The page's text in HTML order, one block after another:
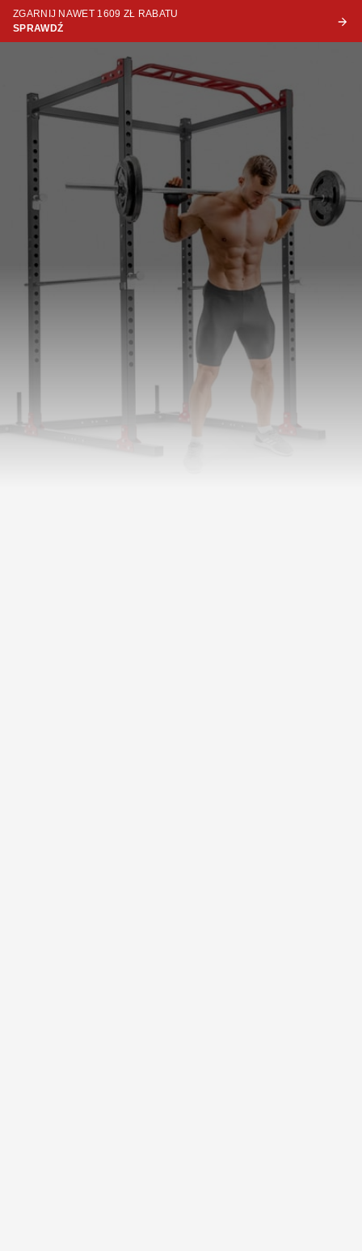
ZGARNIJ NAWET 1609 ZŁ RABATU
SPRAWDŹ